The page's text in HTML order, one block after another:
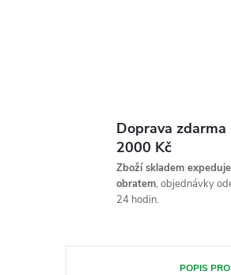
Doprava zdarma
2000 Kč
Zboží skladem
obratem, objednávky
24 hodin.
POPIS